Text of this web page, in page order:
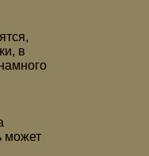
в
может